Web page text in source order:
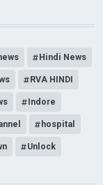
Hindi News
RVA HINDI
Indore
hospital
Unlock